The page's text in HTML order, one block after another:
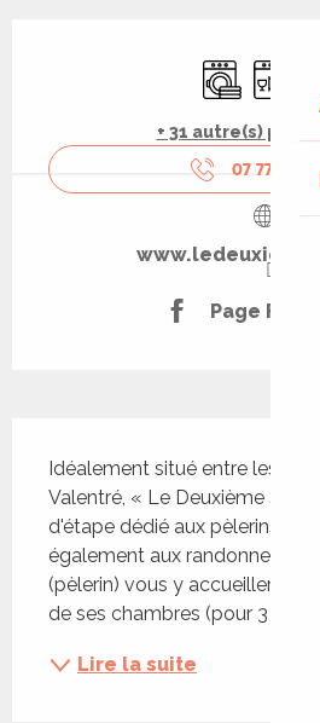
Lave linge
Lave
+ 31 autre(s)
07 77 26
Page
Idéalement situé entre les
Valentré, « Le Deuxième
d'étape dédié aux pèlerins à
également aux randonneurs
(pèlerin) vous y accueillera
de ses chambres (pour 3 ou
Lire la suite